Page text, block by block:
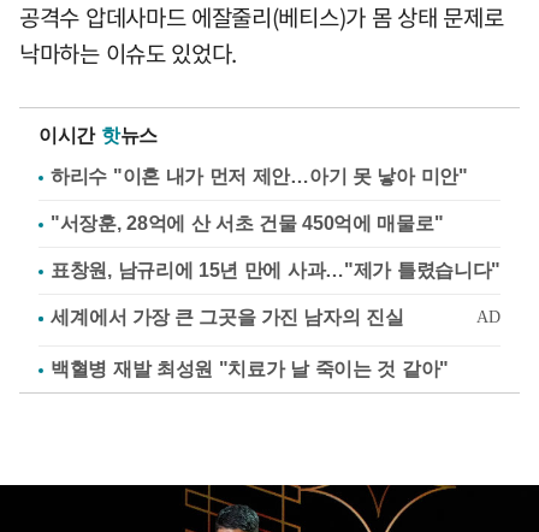
공격수 압데사마드 에잘줄리(베티스)가 몸 상태 문제로
낙마하는 이슈도 있었다.
이시간 핫뉴스
하리수 "이혼 내가 먼저 제안…아기 못 낳아 미안"
"서장훈, 28억에 산 서초 건물 450억에 매물로"
표창원, 남규리에 15년 만에 사과…"제가 틀렸습니다"
백혈병 재발 최성원 "치료가 날 죽이는 것 같아"